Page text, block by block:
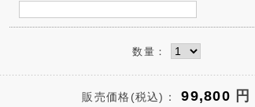
数量：
販売価格(税込)： 99,800 円